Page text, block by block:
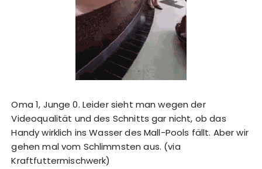
Oma 1, Junge 0. Leider sieht man wegen der
Videoqualität und des Schnitts gar nicht, ob das
Handy wirklich ins Wasser des Mall-Pools fällt. Aber wir
gehen mal vom Schlimmsten aus. (via
Kraftfuttermischwerk)